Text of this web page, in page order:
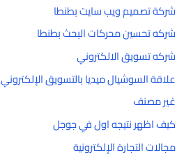
شركة تصميم ويب سايت بطنطا
شركه تحسين محركات البحث بطنطا
شركه تسويق الالكتروني
علاقة السوشيال ميديا بالتسويق الإلكتروني
غير مصنف
كيف اظهر نتيجه اول في جوجل
مجالات التجارة الإلكترونية